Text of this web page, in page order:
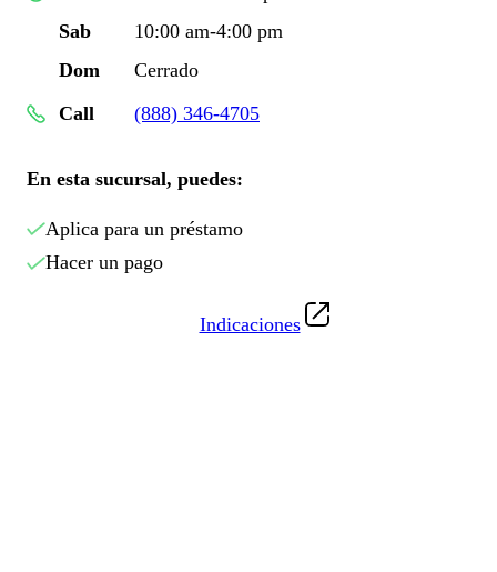
Sab
10:00 am-4:00 pm
Dom
Cerrado
Call
(888) 346-4705
En esta sucursal, puedes:
Aplica para un préstamo
Hacer un pago
Indicaciones